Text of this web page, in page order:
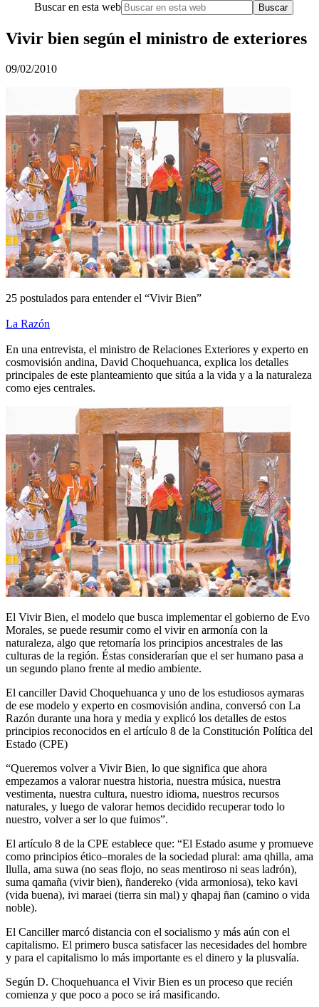
Buscar en esta web
Vivir bien según el ministro de exteriores
09/02/2010
25 postulados para entender el “Vivir Bien”
La Razón
En una entrevista, el ministro de Relaciones Exteriores y experto en
cosmovisión andina, David Choquehuanca, explica los detalles
principales de este planteamiento que sitúa a la vida y a la naturaleza
como ejes centrales.
El Vivir Bien, el modelo que busca implementar el gobierno de Evo
Morales, se puede resumir como el vivir en armonía con la
naturaleza, algo que retomaría los principios ancestrales de las
culturas de la región. Éstas considerarían que el ser humano pasa a
un segundo plano frente al medio ambiente.
El canciller David Choquehuanca y uno de los estudiosos aymaras
de ese modelo y experto en cosmovisión andina, conversó con La
Razón durante una hora y media y explicó los detalles de estos
principios reconocidos en el artículo 8 de la Constitución Política del
Estado (CPE)
“Queremos volver a Vivir Bien, lo que significa que ahora
empezamos a valorar nuestra historia, nuestra música, nuestra
vestimenta, nuestra cultura, nuestro idioma, nuestros recursos
naturales, y luego de valorar hemos decidido recuperar todo lo
nuestro, volver a ser lo que fuimos”.
El artículo 8 de la CPE establece que: “El Estado asume y promueve
como principios ético–morales de la sociedad plural: ama qhilla, ama
llulla, ama suwa (no seas flojo, no seas mentiroso ni seas ladrón),
suma qamaña (vivir bien), ñandereko (vida armoniosa), teko kavi
(vida buena), ivi maraei (tierra sin mal) y qhapaj ñan (camino o vida
noble).
El Canciller marcó distancia con el socialismo y más aún con el
capitalismo. El primero busca satisfacer las necesidades del hombre
y para el capitalismo lo más importante es el dinero y la plusvalía.
Según D. Choquehuanca el Vivir Bien es un proceso que recién
comienza y que poco a poco se irá masificando.